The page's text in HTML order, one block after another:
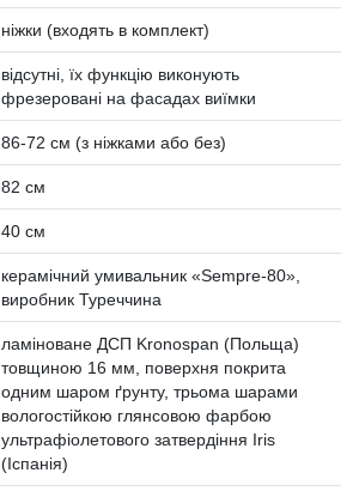
ніжки (входять в комплект)
відсутні, їх функцію виконують
фрезеровані на фасадах виїмки
86-72 см (з ніжками або без)
82 см
40 см
керамічний умивальник «Sempre-80»,
виробник Туреччина
ламіноване ДСП Kronospan (Польща)
товщиною 16 мм, поверхня покрита
одним шаром ґрунту, трьома шарами
вологостійкою глянсовою фарбою
ультрафіолетового затвердіння Iris
(Іспанія)